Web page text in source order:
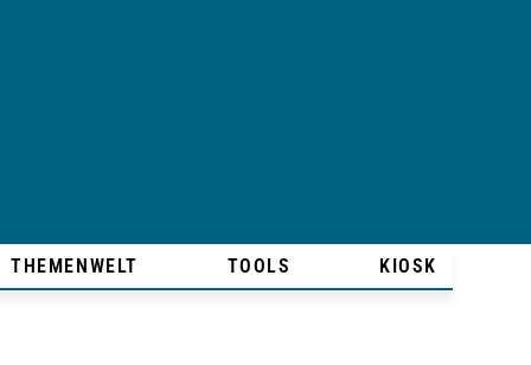
THEMENWELT TOOLS KIOSK